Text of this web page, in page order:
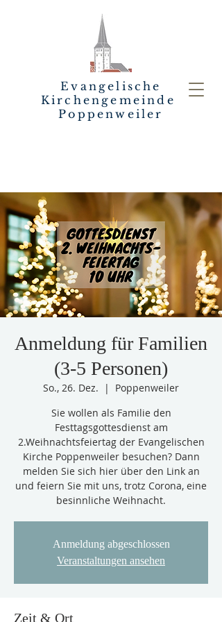
Evangelische
Kirchengemeinde
Poppenweiler
Anmeldung für Familien
(3-5 Personen)
So., 26. Dez.
  |
Poppenweiler
Sie wollen als Familie den
Festtagsgottesdienst am
2.Weihnachtsfeiertag der Evangelischen
Kirche Poppenweiler besuchen? Dann
melden Sie sich hier über den Link an
und feiern Sie mit uns, trotz Corona, eine
besinnliche Weihnacht.
Anmeldung abgeschlossen
Veranstaltungen ansehen
Zeit & Ort